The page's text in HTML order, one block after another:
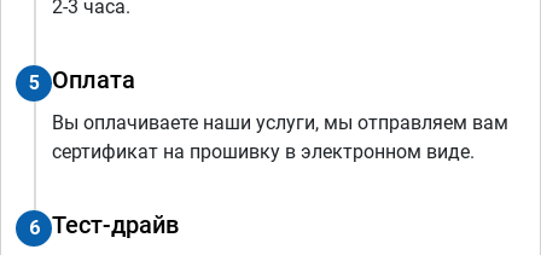
2-3 часа.
5 Оплата
Вы оплачиваете наши услуги, мы отправляем вам
сертификат на прошивку в электронном виде.
6 Тест-драйв